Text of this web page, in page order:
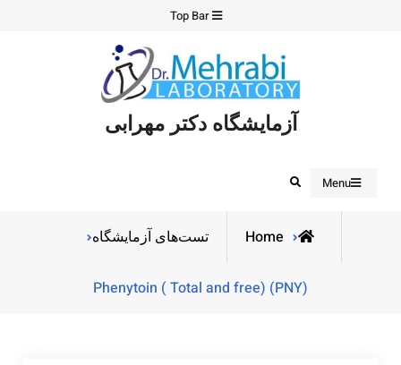
Top Bar
آزمایشگاه دکتر مهرابی
Menu
Search
Home تست‌های آزمایشگاه
Phenytoin ( Total and free) (PNY)